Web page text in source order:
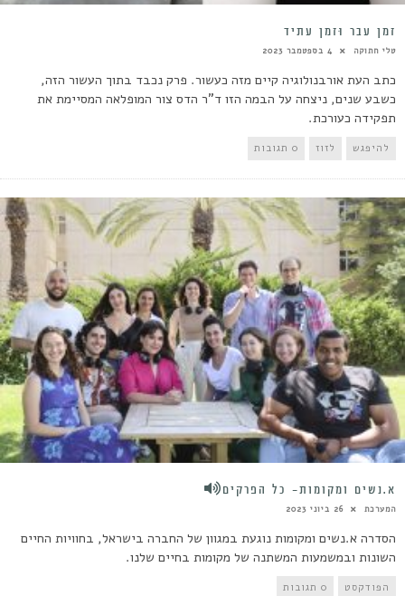
זְמַן עָבַר וּזְמַן עָתִיד
טלי חתוקה 4 בספטמבר 2023
כתב העת אורבנולוגיה קיים מזה כעשור. פרק נכבד בתוך העשור הזה,
כשבע שנים, ניצחה על הבמה הזו ד"ר הדס צור המופלאה המסיימת את
תפקידה כעורכת.
להיפגש לזוז 0 תגובות
א.נשים ומקומות- כל הפרקים
המערכת 26 ביוני 2023
הסדרה א.נשים ומקומות נוגעת במגוון של החברה בישראל, בחוויות החיים
השונות ובמשמעות המשתנה של מקומות בחיים שלנו.
הפודקסט 0 תגובות